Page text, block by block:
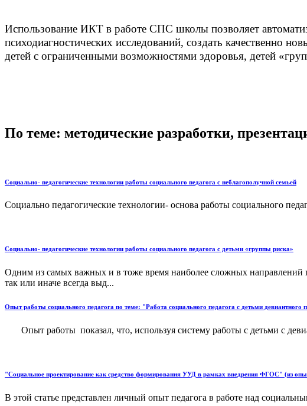
Использование ИКТ в работе СПС школы позволяет
психодиагностических исследований, создать качественно
детей с ограниченными возможностями здоровья, детей
По теме: методические разработки,
Социально- педагогические технологии работы социального педагога с неблагополучной семьей
Социально педагогические технологии- основа работы социального
Социально- педагогические технологии работы социального педагога с детьми «группы риска»
Одним из самых важных и в тоже время наиболее сложных направлений
так или иначе всегда выд...
Опыт работы социального педагога по теме: "Работа социального педагога с детьми
Опыт работы показал, что, используя систему работы с детьми с
"Социальное проектирование как средство формирования УУД в рамках внедрения ФГОС" (из
В этой статье представлен личный опыт педагога в работе над